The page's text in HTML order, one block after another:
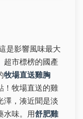
是影響風味最大
超市標榜的國產
牧場直送雞胸
！牧場直送的雞
澤，湊近聞是淡
水味。用舒肥雞